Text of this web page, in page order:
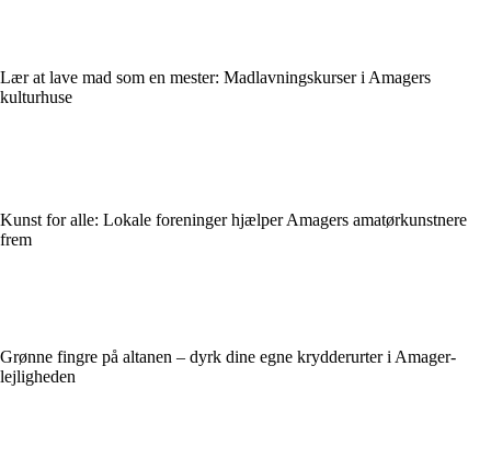
Lær at lave mad som en mester: Madlavningskurser i Amagers
kulturhuse
Kunst for alle: Lokale foreninger hjælper Amagers amatørkunstnere
frem
Grønne fingre på altanen – dyrk dine egne krydderurter i Amager-
lejligheden